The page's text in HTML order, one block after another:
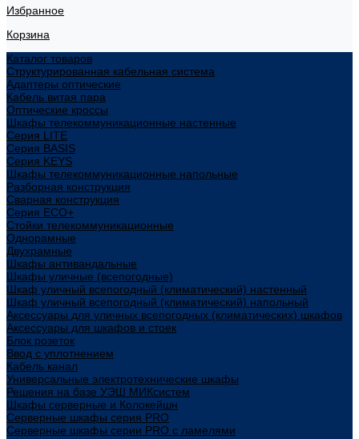
Избранное
Корзина
Каталог товаров
Структурированная кабельная система
Адаптеры оптические
Кабель витая пара
Оптические кроссы
Шкафы телекоммуникационные настенные
Cерия LITE
Cерия BASIS
Cерия KEYS
Шкафы телекоммуникационные напольные
Разборная конструкция
Сварная конструкция
Серия ECO+
Стойки телекоммуникационные
Однорамные
Двухрамные
Шкафы антивандальные
Шкафы уличные (всепогодные)
Шкаф уличный всепогодный (климатический) настенный
Шкаф уличный всепогодный (климатический) напольный
Аксессуары для уличных всепогодных (климатических) шкафов
Аксессуары для шкафов и стоек
Блок розеток
Ввод с уплотнением
Кабель канал
Универсальные электротехнические шкафы
Решения на базе УЭШ МИКсистем
Шкафы серверные и Колокейшн
Серверные шкафы серия PRO
Серверные шкафы серии PRO с ламелями